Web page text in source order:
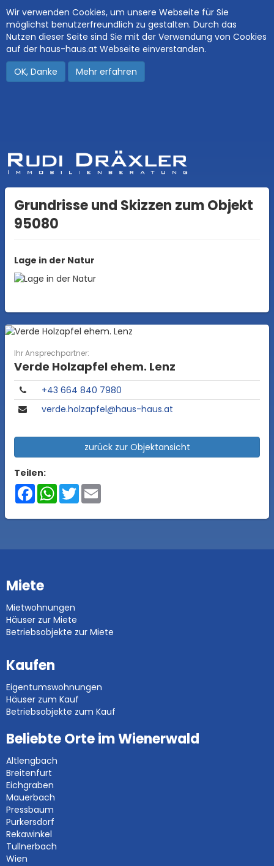
Wir verwenden Cookies, um unsere Webseite für Sie
möglichst benutzerfreundlich zu gestalten. Durch das
Nutzen dieser Seite sind Sie mit der Verwendung von Cookies
auf der haus-haus.at Webseite einverstanden.
OK, Danke
Mehr erfahren
Grundrisse und Skizzen zum Objekt
95080
Lage in der Natur
Ihr Ansprechpartner:
Verde Holzapfel ehem. Lenz
+43 664 840 7980
verde.holzapfel@haus-haus.at
zurück zur Objektansicht
Teilen:
FacebookWhatsApp
Twitter
Miete
Mietwohnungen
Häuser zur Miete
Betriebsobjekte zur Miete
Kaufen
Eigentumswohnungen
Häuser zum Kauf
Betriebsobjekte zum Kauf
Beliebte Orte im Wienerwald
Altlengbach
Breitenfurt
Eichgraben
Mauerbach
Pressbaum
Purkersdorf
Rekawinkel
Tullnerbach
Wien